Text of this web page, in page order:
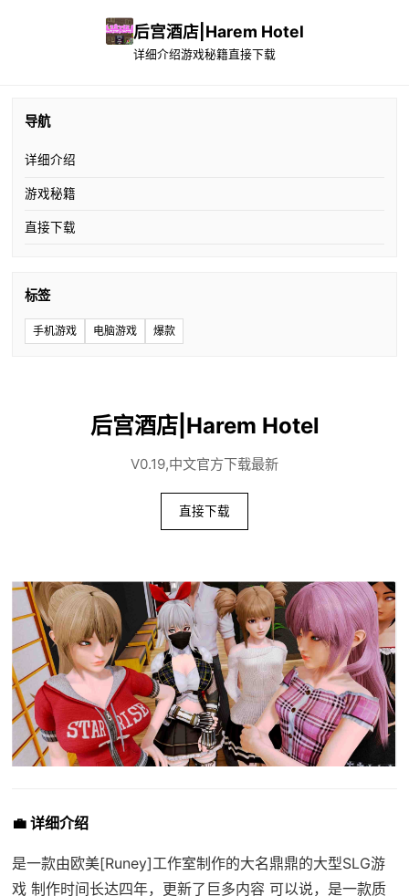
后宫酒店|Harem Hotel
详细介绍游戏秘籍直接下载
导航
详细介绍
游戏秘籍
直接下载
标签
手机游戏 电脑游戏 爆款
后宫酒店|Harem Hotel
V0.19,中文官方下载最新
直接下载
💼 详细介绍
是一款由欧美[Runey]工作室制作的大名鼎鼎的大型SLG游
戏 制作时间长达四年，更新了巨多内容 可以说，是一款质